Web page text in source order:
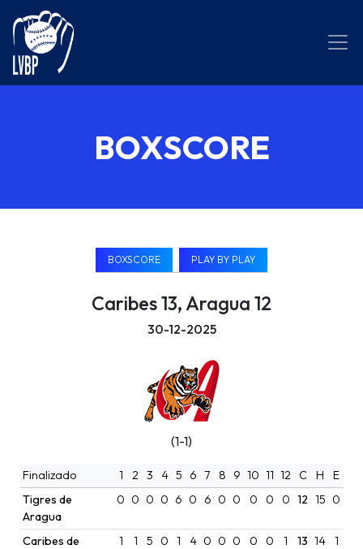
BOXSCORE
BOXSCORE PLAY BY PLAY
Caribes 13, Aragua 12
30-12-2025
(1-1)
Finalizado 1 2 3 4 5 6 7 8 9 10 11 12 C H
E
Tigres de
Aragua
0 0 0 0 6 0 6 0 0 0 0 0 12 15 0
Caribes de
1 1 5 0 1 4 0 0 0 0 0 1 13 14 1